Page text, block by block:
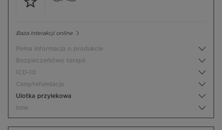
Baza interakcji online
Pełna informacja o produkcie
Bezpieczeństwo terapii
ICD-10
Ceny/refundacja
Ulotka przylekowa
Inne